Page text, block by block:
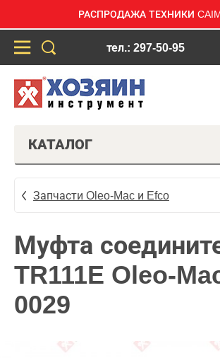
РАСПРОДАЖА ТЕХНИКИ
тел.: 297-50-95
КАТАЛОГ
Запчасти Oleo-Mac и Efco
Муфта
TR111E Oleo-
0029